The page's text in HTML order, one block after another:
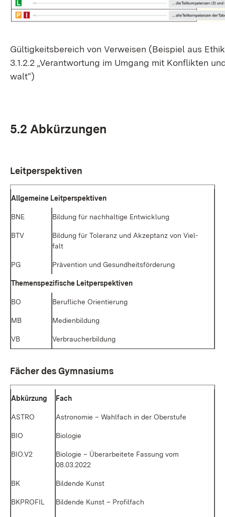
Gül­tig­keits­be­reich von Ver­wei­sen (Bei­spiel aus Ethik
3.1.2.2 „Ver­ant­wor­tung im Um­gang mit Kon­flik­ten
walt“)
5.2 Ab­kür­zun­gen
Leit­per­spek­ti­ven
All­ge­mei­ne Leit­per­spek­ti­ven
BNE Bil­dung für nach­hal­ti­ge Ent­wick­lung
BTV
Bil­dung für To­le­ranz und Ak­zep­tanz von Viel­
falt
PG Prä­ven­ti­on und Ge­sund­heits­för­de­rung
The­men­spe­zi­fi­sche Leit­per­spek­ti­ven
BO Be­ruf­li­che Ori­en­tie­rung
MB Me­di­en­bil­dung
VB Ver­brau­cher­bil­dung
Fä­cher des Gym­na­si­ums
Ab­kür­zung Fach
AS­TRO As­tro­no­mie – Wahl­fach in der Ober­stu­fe
BIO Bio­lo­gie
BIO.V2
Bio­lo­gie – Über­ar­bei­te­te Fas­sung vom
08.03.2022
BK Bil­den­de Kunst
BKPROFIL Bil­den­de Kunst – Pro­fil­fach